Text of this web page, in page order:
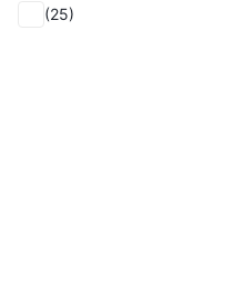
FUCHS
(25)